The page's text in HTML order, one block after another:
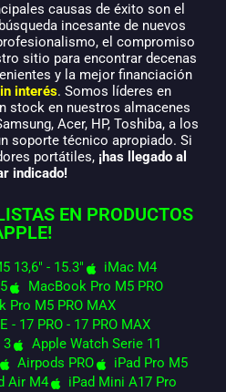
causas de éxito son el
incesante de nuevos
el compromiso
sitio para encontrar decenas
y la mejor financiación
interés. Somos líderes en
stock en nuestros almacenes
Acer, HP, Toshiba, a los
soporte técnico apropiado. Si
portátiles, ¡has llegado al
indicado!
EN PRODUCTOS
13,6" - 15.3"
iMac M4
MacBook Pro M5 PRO
Pro M5 PRO MAX
- 17 PRO - 17 PRO MAX
3
Apple Watch Serie 11
Airpods PRO
iPad Pro M5
Air M4
iPad Mini A17 Pro